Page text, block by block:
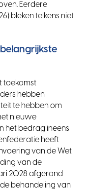
Eerdere
bleken telkens niet
toekomst
hebben
te hebben om
nieuwe
het bedrag ineens
heeft
van de Wet
van de
2028 afgerond
behandeling van